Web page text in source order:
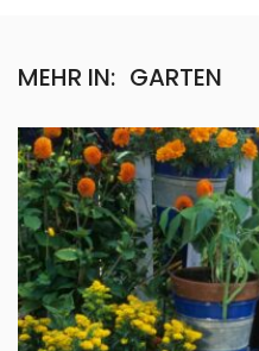
MEHR IN: GARTEN